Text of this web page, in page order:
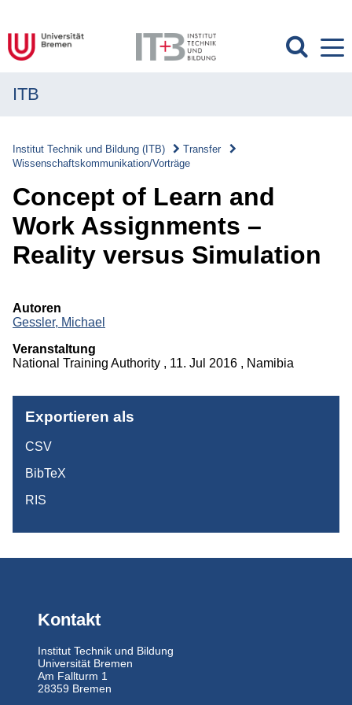
Forschung
Transfer
Transferverständnis
Wissenschaftskommunikation/Vorträge
Projekte
Studium
ITB
Institut Technik und Bildung (ITB)
Transfer
Wissenschaftskommunikation/Vorträge
Concept of Learn and
Work Assignments –
Reality versus Simulation
Autoren
Gessler, Michael
Veranstaltung
National Training Authority , 11. Jul 2016 , Namibia
Exportieren als
CSV
BibTeX
RIS
Kontakt
Institut Technik und Bildung
Universität Bremen
Am Fallturm 1
28359 Bremen